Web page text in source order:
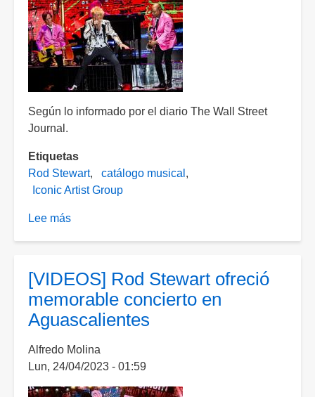
faringitis
Según lo informado por el diario The Wall Street
Journal.
Etiquetas
Rod Stewart
catálogo musical
Iconic Artist Group
Lee más
su
catálogo
musical
alrededor
de
100
[VIDEOS] Rod Stewart ofreció
memorable concierto en
Aguascalientes
Alfredo Molina
Lun, 24/04/2023 - 01:59